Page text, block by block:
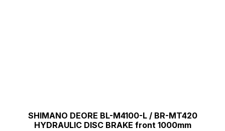
SHIMANO DEORE BL-M4100-L / BR-MT420
HYDRAULIC DISC BRAKE front 1000mm